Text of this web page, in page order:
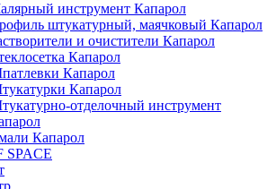
инструмент Капарол
штукатурный, маячковый Капарол
и очистители Капарол
Капарол
Капарол
Капарол
отделочный инструмент
Капарол
SPACE